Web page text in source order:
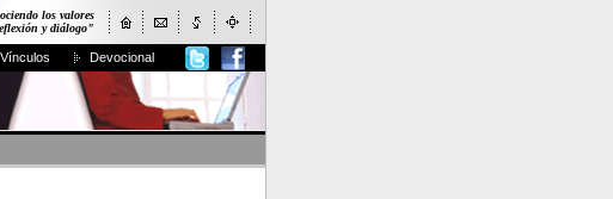
los valores
y diálogo"
Vínculos Devocional